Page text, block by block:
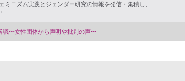
ニズム実践とジェンダー研究の情報を発信・集積し、
【対談公開_前編】第3回「性売買